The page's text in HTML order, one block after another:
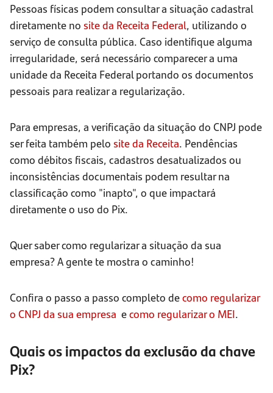
Pessoas físicas podem consultar a situação cadastral
diretamente no site da Receita Federal, utilizando o
serviço de consulta pública. Caso identifique alguma
irregularidade, será necessário comparecer a uma
unidade da Receita Federal portando os documentos
pessoais para realizar a regularização.
Para empresas, a verificação da situação do CNPJ pode
ser feita também pelo site da Receita. Pendências
como débitos fiscais, cadastros desatualizados ou
inconsistências documentais podem resultar na
classificação como "inapto", o que impactará
diretamente o uso do Pix.
Quer saber como regularizar a situação da sua
empresa? A gente te mostra o caminho!
Confira o passo a passo completo decomo regularizar
o CNPJ da sua empresa ecomo regularizar o MEI.
Quais os impactos da exclusão da chave
Pix?